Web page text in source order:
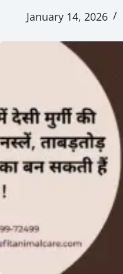
January 14, 2026